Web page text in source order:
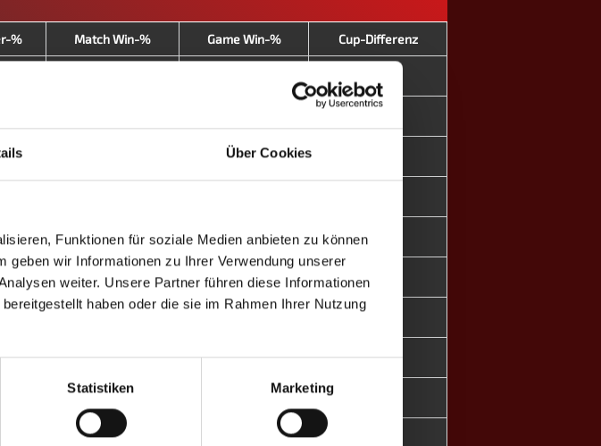
Über Cookies
Funktionen für soziale Medien anbieten zu können
geben wir Informationen zu Ihrer Verwendung unserer
weiter. Unsere Partner führen diese Informationen
haben oder die sie im Rahmen Ihrer Nutzung
Statistiken Marketing
% Match Win-% Game Win-% Cup-Differenz
67.0
66.7 58.5 +56
83.3 68.8 +128
31.3 36.0 -53
55.6
-